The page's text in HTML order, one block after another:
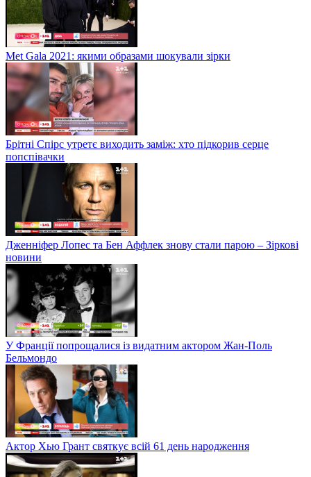
Met Gala 2021: якими образами шокували зірки
Брітні Спірс утретє виходить заміж: хто підкорив серце
попспівачки
Дженніфер Лопес та Бен Аффлек знову стали парою – Зіркові
новини
У Франції попрощалися із видатним актором Жан-Поль
Бельмондо
Актор Хью Грант святкує всій 61 день народження